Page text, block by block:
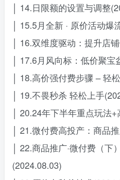
│ 14.日限额的设置与调整
│ 15.5月全新 · 原价活动爆
│ 16.双维度驱动：提升店
│ 17.6月风向标：低价聚宝
│ 18.高价强付费步骤 – 轻
│ 19.不畏秒杀 轻松上手
│ 20.24年下半年重点玩法
│ 21.微付费高投产：商品
│ 22.商品推广·微付费（
(2024.08.03)